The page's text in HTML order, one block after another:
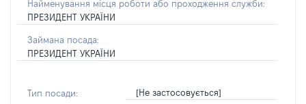
Найменування місця роботи або проходження служби:
ПРЕЗИДЕНТ УКРАЇНИ
Займана посада:
ПРЕЗИДЕНТ УКРАЇНИ
Тип посади: [Не застосовується]